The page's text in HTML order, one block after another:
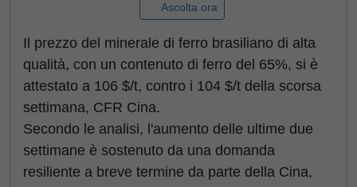
Ascolta ora
Il prezzo del minerale di ferro brasiliano di alta
qualità, con un contenuto di ferro del 65%, si è
attestato a 106 $/t, contro i 104 $/t della scorsa
settimana, CFR Cina.
Secondo le analisi, l'aumento delle ultime due
settimane è sostenuto da una domanda
resiliente a breve termine da parte della Cina,